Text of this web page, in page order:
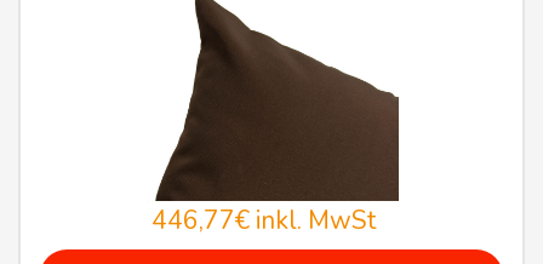
446,77€inkl. MwSt